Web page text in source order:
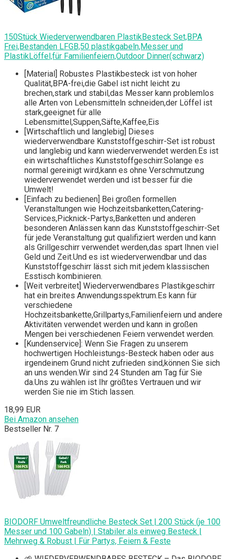
150Stück Wiederverwendbaren PlastikBesteck Set,BPA
Frei,Bestanden LFGB,50 plastikgabeln,Messer und
PlastikLöffel,für Familienfeiern,Outdoor Dinner(schwarz)
[Material] Robustes Plastikbesteck ist von hoher
Qualität,BPA-frei,die Gabel ist nicht leicht zu
brechen,stark und stabil,das Messer kann problemlos
alle Arten von Lebensmitteln schneiden,der Löffel ist
stark,geeignet für alle
Lebensmittel,Suppen,Säfte,Kaffee,Eis
[Wirtschaftlich und langlebig] Dieses
wiederverwendbare Kunststoffgeschirr-Set ist robust
und langlebig und kann wiederverwendet werden.Es ist
ein wirtschaftliches Kunststoffgeschirr.Solange es
normal gereinigt wird,kann es ohne Verschmutzung
wiederverwendet werden und ist besser für die
Umwelt!
[Einfach zu bedienen] Bei großen formellen
Veranstaltungen wie Hochzeitsbanketten,Catering-
Services,Picknick-Partys,Banketten und anderen
besonderen Anlässen kann das Kunststoffgeschirr-Set
für jede Veranstaltung gut qualifiziert werden und kann
als Grillgeschirr verwendet werden,das spart Ihnen viel
Geld und Zeit.Und es ist wiederverwendbar und das
Kunststoffgeschirr lässt sich mit jedem klassischen
Esstisch kombinieren.
[Weit verbreitet] Wiederverwendbares Plastikgeschirr
hat ein breites Anwendungsspektrum.Es kann für
verschiedene
Hochzeitsbankette,Grillpartys,Familienfeiern und andere
Aktivitäten verwendet werden und kann in großen
Mengen bei verschiedenen Feiern verwendet werden.
[Kundenservice]: Wenn Sie Fragen zu unserem
hochwertigen Hochleistungs-Besteck haben oder aus
irgendeinem Grund nicht zufrieden sind,können Sie sich
an uns wenden.Wir sind 24 Stunden am Tag für Sie
da.Uns zu wählen ist Ihr größtes Vertrauen und wir
werden Sie nie im Stich lassen.
18,99 EUR
Bei Amazon ansehen
Bestseller Nr. 7
BIODORF Umweltfreundliche Besteck Set | 200 Stück (je 100
Messer und 100 Gabeln) | Stabiler als einweg Besteck |
Mehrweg & Robust | Für Partys, Feiern & Feste